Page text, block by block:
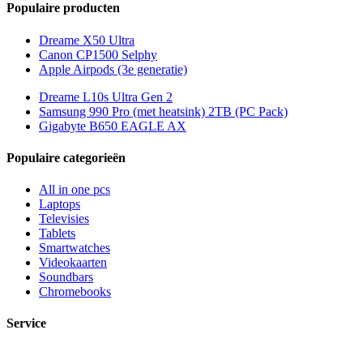
Populaire producten
Dreame X50 Ultra
Canon CP1500 Selphy
Apple Airpods (3e generatie)
Dreame L10s Ultra Gen 2
Samsung 990 Pro (met heatsink) 2TB (PC Pack)
Gigabyte B650 EAGLE AX
Populaire categorieën
All in one pcs
Laptops
Televisies
Tablets
Smartwatches
Videokaarten
Soundbars
Chromebooks
Service